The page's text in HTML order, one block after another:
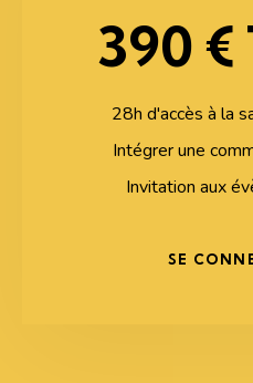
390 €
28h d'accès à la
Intégrer une
Invitation aux
SE